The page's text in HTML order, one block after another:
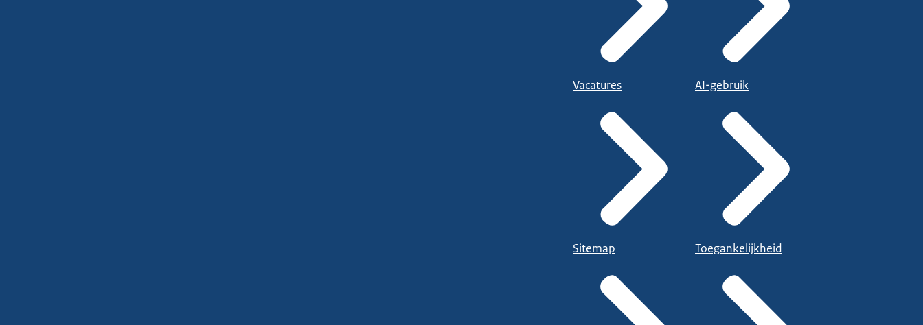
Vacatures
Sitemap
AI-gebruik
Toegankelijkheid